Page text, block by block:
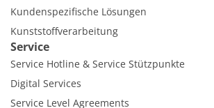
Kundenspezifische Lösungen
Kunststoffverarbeitung
Service
Service Hotline & Service Stützpunkte
Digital Services
Service Level Agreements